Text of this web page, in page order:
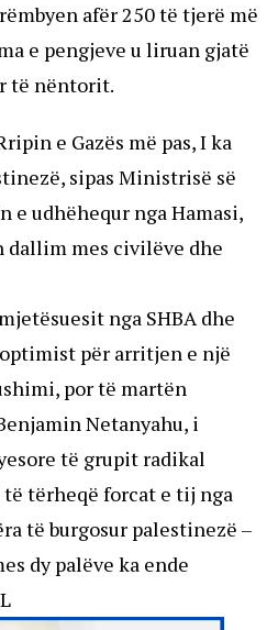
afër 250 të tjerë më
e pengjeve u liruan gjatë
të nëntorit.
e Gazës më pas, I ka
sipas Ministrisë së
e udhëhequr nga Hamasi,
mes civilëve dhe
nga SHBA dhe
për arritjen e një
por të martën
Netanyahu, i
të grupit radikal
tërheqë forcat e tij nga
të burgosur palestinezë –
dy palëve ka ende